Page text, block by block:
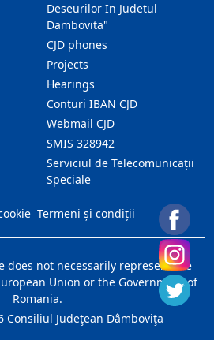
Deseurilor In Judetul
Dambovita"
CJD phones
Projects
Hearings
Conturi IBAN CJD
Webmail CJD
SMIS 328942
Serviciul de Telecomunicații
Speciale
Termeni și condiții
does not necessarily represent the
Union or the Government of
Romania.
Consiliul Judeţean Dâmboviţa